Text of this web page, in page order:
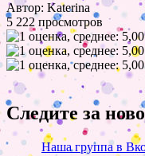
Автор: Katerina
5 222 просмотров
Следите за
Наша группа в